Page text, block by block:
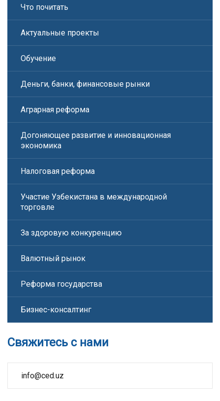
Что почитать
Актуальные проекты
Обучение
Деньги, банки, финансовые рынки
Аграрная реформа
Догоняющее развитие и инновационная
экономика
Налоговая реформа
Участие Узбекистана в международной
торговле
За здоровую конкуренцию
Валютный рынок
Реформа государства
Бизнес-консалтинг
Свяжитесь с нами
info@ced.uz